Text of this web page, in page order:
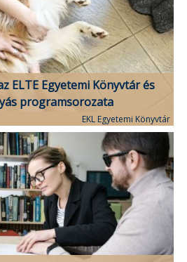
ELTE Egyetemi Könyvtár és
programsorozata
EKL Egyetemi Könyvtár